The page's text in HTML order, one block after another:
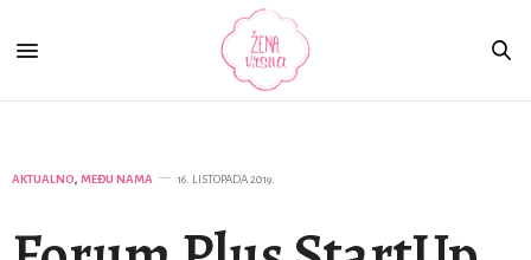
AKTUALNO, MEĐU NAMA 16. LISTOPADA 2019.